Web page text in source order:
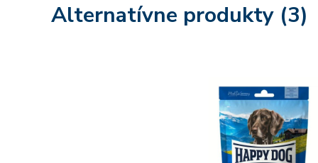
Alternatívne produkty (3)